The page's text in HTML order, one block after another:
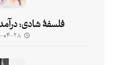
فلسفۀ شادی:
۱۴۰۵-